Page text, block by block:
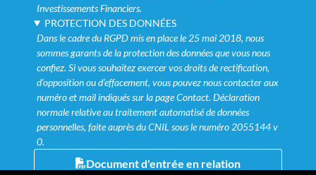
Investissements Financiers.
PROTECTION DES DONNÉES
Dans le cadre du RGPD mis en place le 25 mai 2018, nous
sommes garants de la protection des données que vous nous
confiez. Si vous souhaitez exercer vos droits de rectification,
d’opposition ou d’effacement, vous pouvez nous contacter aux
numéro et mail indiqués sur la page Contact. Déclaration
normale relative au traitement automatisé de données
personnelles, faite auprès du CNIL sous le numéro 2055144 v
0.
Document d'entrée en relation